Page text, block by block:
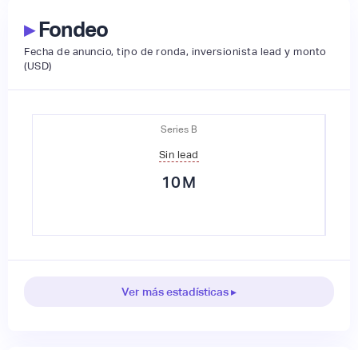
▸Fondeo
Fecha de anuncio, tipo de ronda, inversionista lead y monto
(USD)
Series B
Sin lead
10M
Ver más estadísticas ▸